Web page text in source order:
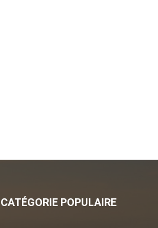
CATÉGORIE POPULAIRE